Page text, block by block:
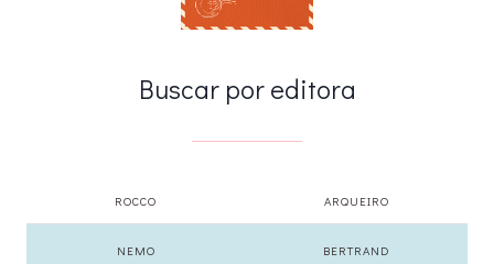
Buscar por editora
ROCCO ARQUEIRO
NEMO BERTRAND